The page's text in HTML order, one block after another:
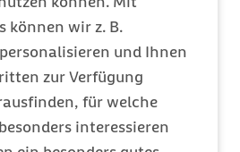
können wir z. B.
und Ihnen
zur Verfügung
für welche
interessieren
Eigenschaften
schützende Barriere auf
in Salben und Cremes
oder gereizte Haut zu
es die Wundheilung
von Ekzemen und